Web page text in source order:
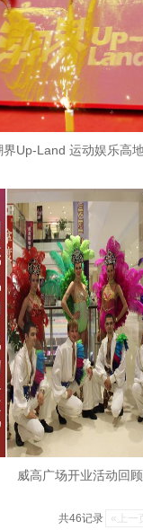
界Up-Land 运动娱乐高
威高广场开业活动回顾
共46记录 «上一